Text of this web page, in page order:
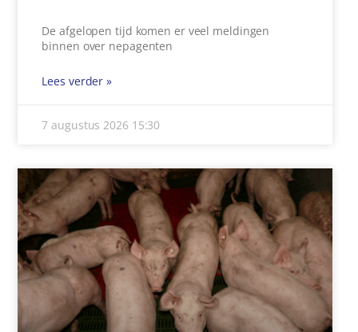
De afgelopen tijd komen er veel meldingen
binnen over nepagenten
Lees verder »
7 augustus 2026 15:30